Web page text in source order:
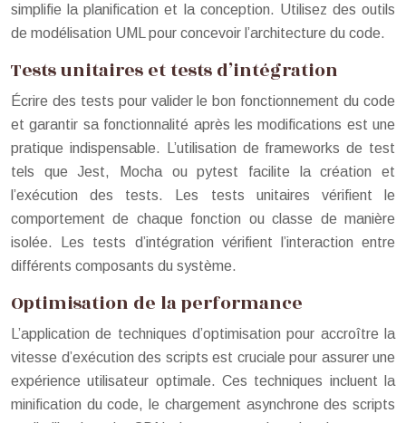
simplifie la planification et la conception. Utilisez des outils
de modélisation UML pour concevoir l’architecture du code.
Tests unitaires et tests d’intégration
Écrire des tests pour valider le bon fonctionnement du code
et garantir sa fonctionnalité après les modifications est une
pratique indispensable. L’utilisation de frameworks de test
tels que Jest, Mocha ou pytest facilite la création et
l’exécution des tests. Les tests unitaires vérifient le
comportement de chaque fonction ou classe de manière
isolée. Les tests d’intégration vérifient l’interaction entre
différents composants du système.
Optimisation de la performance
L’application de techniques d’optimisation pour accroître la
vitesse d’exécution des scripts est cruciale pour assurer une
expérience utilisateur optimale. Ces techniques incluent la
minification du code, le chargement asynchrone des scripts